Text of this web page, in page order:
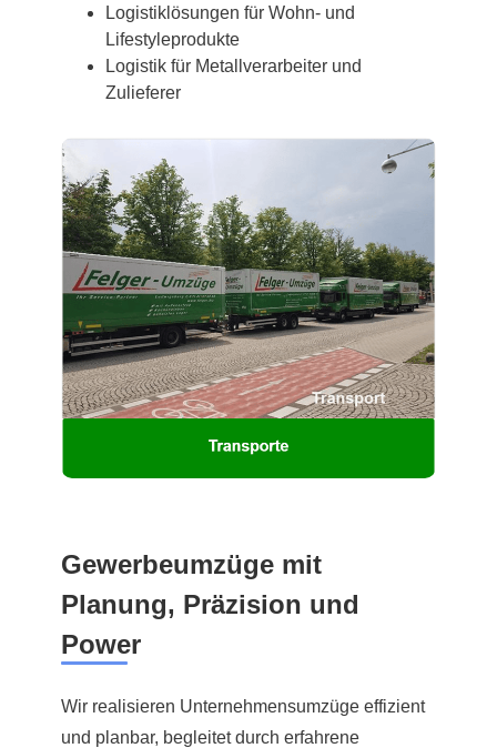
Logistiklösungen für Wohn- und
Lifestyleprodukte
Logistik für Metallverarbeiter und
Zulieferer
Gewerbeumzüge mit
Planung, Präzision und
Power
Wir realisieren Unternehmensumzüge effizient
und planbar, begleitet durch erfahrene